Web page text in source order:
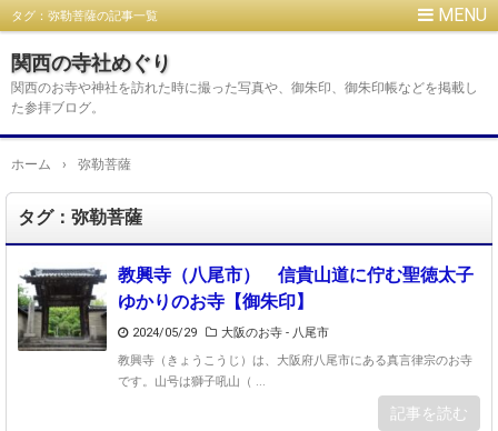
タグ：弥勒菩薩の記事一覧
関西の寺社めぐり
関西のお寺や神社を訪れた時に撮った写真や、御朱印、御朱印帳などを掲載し
た参拝ブログ。
ホーム › 弥勒菩薩
タグ：弥勒菩薩
教興寺（八尾市） 信貴山道に佇む聖徳太子
ゆかりのお寺【御朱印】
2024/05/29
大阪のお寺 - 八尾市
教興寺（きょうこうじ）は、大阪府八尾市にある真言律宗のお寺
です。山号は獅子吼山（ ...
記事を読む